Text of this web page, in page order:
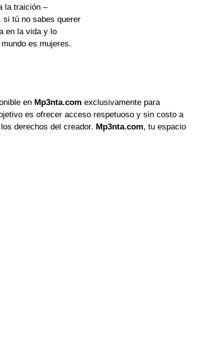
la traición –
si tú no sabes querer
en la vida y lo
es mujeres.
en Mp3nta.com exclusivamente para
es ofrecer acceso respetuoso y sin costo a
derechos del creador. Mp3nta.com, tu espacio